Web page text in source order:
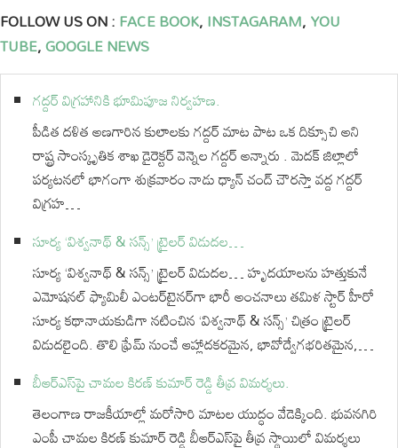
FOLLOW US ON :FACE BOOK,INSTAGARAM,YOU
TUBE,GOOGLE NEWS
గద్దర్ విగ్రహానికి భూమిపూజ నిర్వహణ.
పీడిత దళిత అణగారిన కులాలకు గద్దర్ మాట పాట ఒక దిక్సూచి అని
రాష్ట్ర సాంస్కృతిక శాఖ డైరెక్టర్ వెన్నెల గద్దర్ అన్నారు . మెదక్ జిల్లాలో
పర్యటనలో భాగంగా శుక్రవారం నాడు ధ్యాన్ చంద్ చౌరస్తా వద్ద గద్దర్
విగ్రహ…
సూర్య ‘విశ్వనాథ్ & సన్స్’ ట్రైలర్ విడుదల…
సూర్య ‘విశ్వనాథ్ & సన్స్’ ట్రైలర్ విడుదల… హృదయాలను హత్తుకునే
ఎమోషనల్ ఫ్యామిలీ ఎంటర్‌టైనర్‌గా భారీ అంచనాలు తమిళ స్టార్ హీరో
సూర్య కథానాయకుడిగా నటించిన ‘విశ్వనాథ్ & సన్స్’ చిత్రం ట్రైలర్
విడుదలైంది. తొలి ఫ్రేమ్ నుంచే ఆహ్లాదకరమైన, భావోద్వేగభరితమైన,…
బీఆర్ఎస్‌పై చామల కిరణ్ కుమార్ రెడ్డి తీవ్ర విమర్శలు.
తెలంగాణ రాజకీయాల్లో మరోసారి మాటల యుద్ధం వేడెక్కింది. భువనగిరి
ఎంపీ చామల కిరణ్ కుమార్ రెడ్డి బీఆర్ఎస్‌పై తీవ్ర స్థాయిలో విమర్శలు